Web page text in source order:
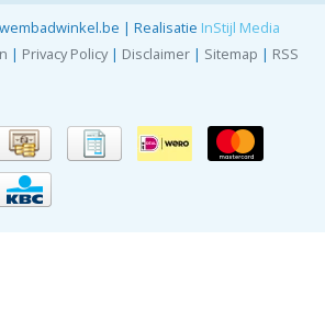
| Realisatie InStijl Media
| Privacy Policy| Disclaimer | Sitemap | RSS